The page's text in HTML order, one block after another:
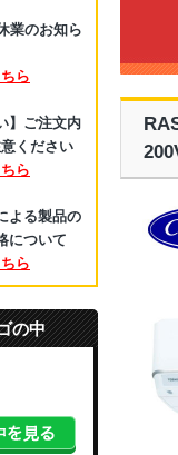
業のお知ら
ら
】ご注文内
ください
ら
よる製品の
について
ら
の中